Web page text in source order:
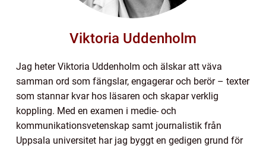
Viktoria Uddenholm
Jag heter Viktoria Uddenholm och älskar att väva
samman ord som fängslar, engagerar och berör – texter
som stannar kvar hos läsaren och skapar verklig
koppling. Med en examen i medie- och
kommunikationsvetenskap samt journalistik från
Uppsala universitet har jag byggt en gedigen grund för